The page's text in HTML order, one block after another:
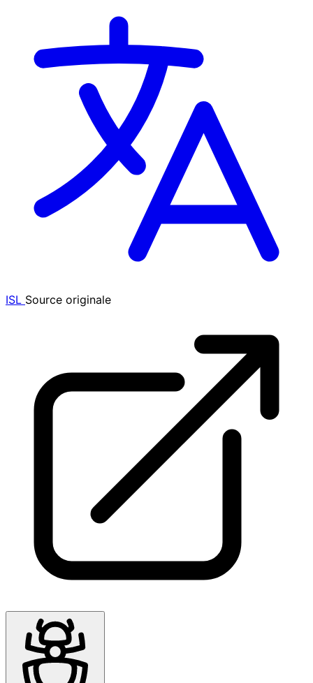
ISL Source originale